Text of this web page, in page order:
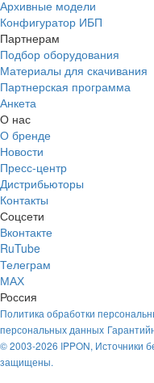
Архивные модели
Конфигуратор ИБП
Партнерам
Подбор оборудования
Материалы для скачивания
Партнерская программа
Анкета
О нас
О бренде
Новости
Пресс-центр
Дистрибьюторы
Контакты
Соцсети
Вконтакте
RuTube
Телеграм
МАХ
Россия
Политика обработки
персональных данных
© 2003-2026 IPPON, Источники
защищены.